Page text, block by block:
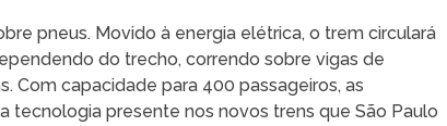
pneus. Movido à energia elétrica, o trem circulará
do trecho, correndo sobre vigas de
Com capacidade para 400 passageiros, as
presente nos novos trens que São Paulo